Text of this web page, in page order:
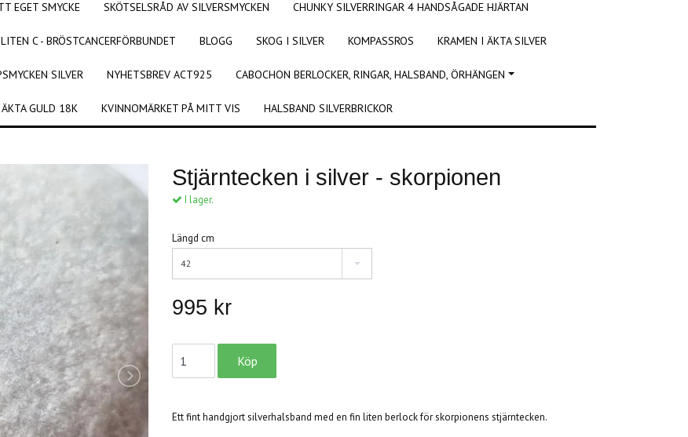
EGET SMYCKE SKÖTSELSRÅD AV SILVERSMYCKEN CHUNKY SILVERRINGAR 4 HANDSÅGADE HJÄRTAN
LITEN C - BRÖSTCANCERFÖRBUNDET BLOGG SKOG I SILVER KOMPASSROS KRAMEN I ÄKTA SILVER
SILVER NYHETSBREV ACT925 CABOCHON BERLOCKER, RINGAR, HALSBAND, ÖRHÄNGEN
GULD 18K KVINNOMÄRKET PÅ MITT VIS HALSBAND SILVERBRICKOR
Stjärntecken i silver - skorpionen
I lager.
Längd cm
42
995 kr
Ett fint handgjort silverhalsband med en fin liten berlock för skorpionens stjärntecken.